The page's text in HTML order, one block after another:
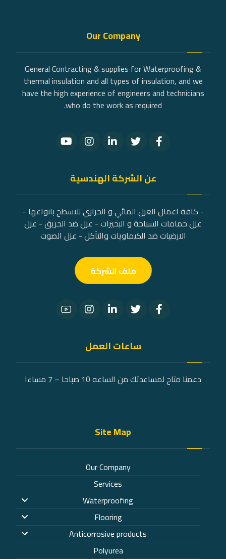
Our Company
General Contracting & supplies for Waterproofing &
thermal insulation and all types of insulation, and we
have the high experience of engineers and technicians
who do the work as required.
عن الشركة الهندسية
- كافة اعمال العزل المائي و الحراري للاسطح بانواعها -
عزل حمامات السباحة و البحيرات - عزل ضد الحريق - عزل
الارضيات ضد الكيماويات والتآكل - عزل الصوت
ملف الشركة
ساعات العمل
دعمنا متاح لمساعدتك من الساعه 10 صباحا – 7 مساءا
Site Map
Our Company
Services
Waterproofing
Flooring
Anticorrosive products
Polyurea